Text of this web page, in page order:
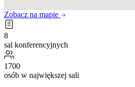
Zobacz na mapie
8
sal konferencyjnych
1700
osób w największej sali